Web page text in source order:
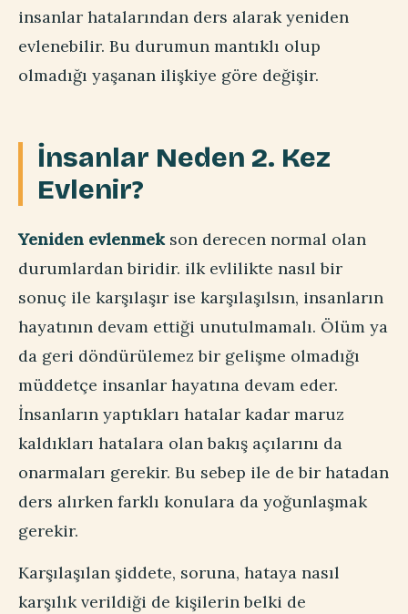
insanlar hatalarından ders alarak yeniden
evlenebilir. Bu durumun mantıklı olup
olmadığı yaşanan ilişkiye göre değişir.
İnsanlar Neden 2. Kez
Evlenir?
Yeniden evlenmek son derecen normal olan
durumlardan biridir. ilk evlilikte nasıl bir
sonuç ile karşılaşır ise karşılaşılsın, insanların
hayatının devam ettiği unutulmamalı. Ölüm ya
da geri döndürülemez bir gelişme olmadığı
müddetçe insanlar hayatına devam eder.
İnsanların yaptıkları hatalar kadar maruz
kaldıkları hatalara olan bakış açılarını da
onarmaları gerekir. Bu sebep ile de bir hatadan
ders alırken farklı konulara da yoğunlaşmak
gerekir.
Karşılaşılan şiddete, soruna, hataya nasıl
karşılık verildiği de kişilerin belki de